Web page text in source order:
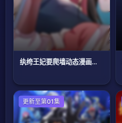
纨绔王妃要爬墙动态漫画第1季
日本动漫
更新至第01集